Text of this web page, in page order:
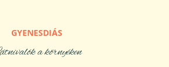
GYENESDIÁS
a környéken